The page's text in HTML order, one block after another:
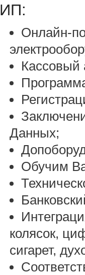
ИП:
Онлайн-
Кассовый
Данных;
Обучим
колясок,
сигарет,